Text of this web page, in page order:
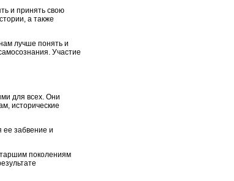
и принять свою
а также
лучше понять и
Участие
для всех. Они
исторические
ее забвение и
поколениям